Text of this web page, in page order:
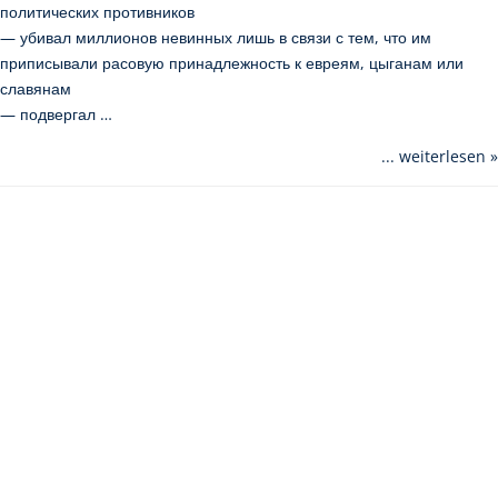
политических противников
— убивал миллионов невинных лишь в связи с тем, что им
приписывали расовую принадлежность к евреям, цыганам или
славянам
— подвергал …
... weiterlesen »